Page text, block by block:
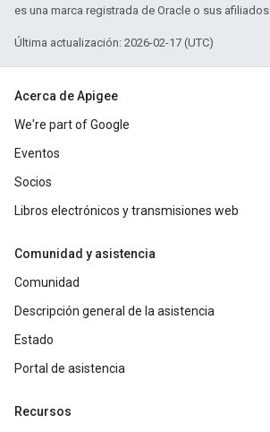
es una marca registrada de Oracle o sus afiliados.
Última actualización: 2026-02-17 (UTC)
Acerca de Apigee
We're part of Google
Eventos
Socios
Libros electrónicos y transmisiones web
Comunidad y asistencia
Comunidad
Descripción general de la asistencia
Estado
Portal de asistencia
Recursos